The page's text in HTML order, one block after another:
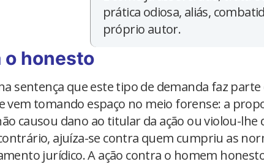
prática odiosa, aliás,
próprio autor.
o honesto
sentença que este tipo de demanda faz
vem tomando espaço no meio forense: a
causou dano ao titular da ação ou violou-lhe
ajuíza-se contra quem cumpriu as
jurídico. A ação contra o homem